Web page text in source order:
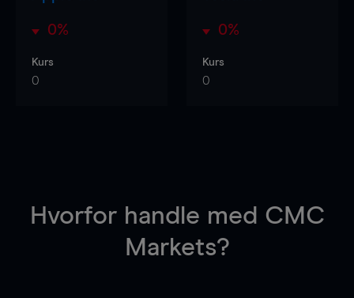
0%
Kurs
0
0%
Kurs
0
Hvorfor handle med CMC
Markets?